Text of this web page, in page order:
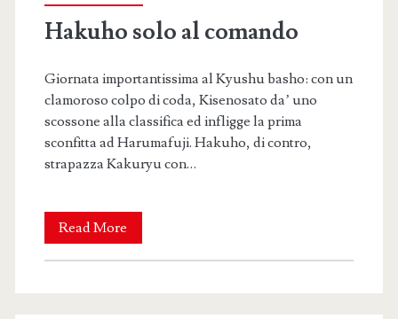
<span>Kyushu
2013</span>
Hakuho solo al comando
Giornata importantissima al Kyushu basho: con un
clamoroso colpo di coda, Kisenosato da’ uno
scossone alla classifica ed infligge la prima
sconfitta ad Harumafuji. Hakuho, di contro,
strapazza Kakuryu con…
Read More
solo